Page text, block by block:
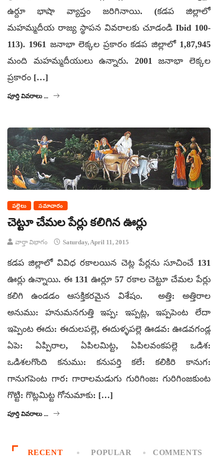
ఉర్దూ భాషా వ్యాప్తం జరిగినాయి. (కడప జిల్లాలో
మహమ్మదీయ రాజ్య స్థాపన వివరాలకు చూడండి Ibid 100-
113). 1961 జనాభా లెక్కల ప్రకారం కడప జిల్లాలో 1,87,945
మంది మహమ్మదీయులు ఉన్నారు. 2001 జనాభా లెక్కల
ప్రకారం […]
పూర్తి వివరాలు ...
పల్లెలు సమాచారం
చెట్టూ చేమల పేర్లు కలిగిన ఊర్లు
వార్తా విభాగం Saturday, April 11, 2015
కడప జిల్లాలో వివిధ రకాలయిన చెట్ల పేర్లను సూచించే 131
ఊర్లు ఉన్నాయి. ఈ 131 ఊర్లూ 57 రకాల చెట్టూ చేమల పేర్లు
కలిగి ఉండడం ఆసక్తికరమైన విశేషం. అత్తి: అత్తిరాల
అనుము: హనుమనగుత్తి ఇప్ప: ఇప్పట్ల, ఇప్పపెంట లేదా
ఇప్పెంట ఈదు: ఈదులపల్లె, ఈదుళ్ళపల్లె ఊడవ: ఊడవగండ్ల
ఏపె: ఏప్పిరాల, ఏపిలమిట్ట, ఏపిలవంకపల్లె ఒడిశ:
ఒడిశలగొంది కనుము: కనుపర్తి కలే: కలికిరి కానుగ:
గానుగపెంట గార: గారాలమడుగు గురిగింజ: గురిగింజకుంట
గొట్టి: గొట్లమిట్ట గోనుమాకు: […]
పూర్తి వివరాలు ...
RECENT POPULAR COMMENTS